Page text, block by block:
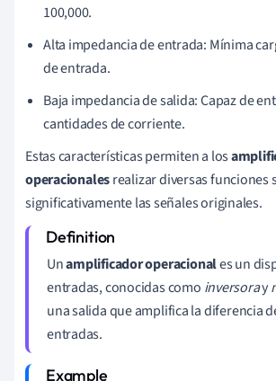
100,000.
Alta impedancia de entrada: Mínima
de entrada.
Baja impedancia de salida: Capaz de
cantidades de corriente.
Estas características permiten a los
operacionalesrealizar diversas funciones
significativamente las señales originales.
Unamplificador operacionales un
entradas, conocidas como inversoray
una salida que amplifica la diferencia
entradas.